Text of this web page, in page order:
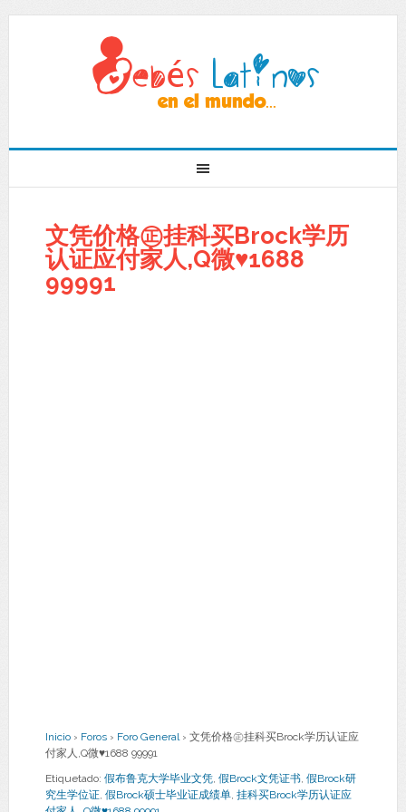
文凭价格㊣挂科买Brock学历
认证应付家人,Q微♥1688
99991
Inicio › Foros › Foro General › 文凭价格㊣挂科买Brock学历认证应
付家人,Q微♥1688 99991
Etiquetado: 假布鲁克大学毕业文凭, 假Brock文凭证书, 假Brock研
究生学位证, 假Brock硕士毕业证成绩单, 挂科买Brock学历认证应